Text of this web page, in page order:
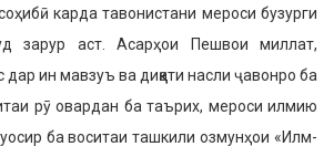
карда тавонистани мероси бузурги
зарур аст. Асарҳои Пешвои миллат,
дар ин мавзуъ ва диққати насли ҷавонро ба
рӯ овардан ба таърих, меро­си илмию
ба воситаи ташкили озмунҳои «Илм-